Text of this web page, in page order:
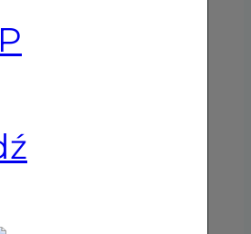
(otwiera się w